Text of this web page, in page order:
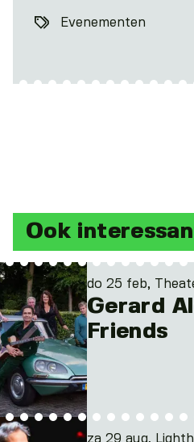
Evenementen
Ook
do 25 feb,
Gerard
Friends
za 29 aug,